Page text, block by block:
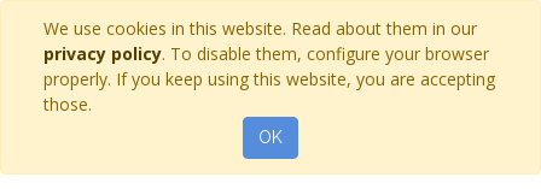
We use cookies in this website. Read about them in our
privacy policy. To disable them, configure your browser
properly. If you keep using this website, you are accepting
those.
OK